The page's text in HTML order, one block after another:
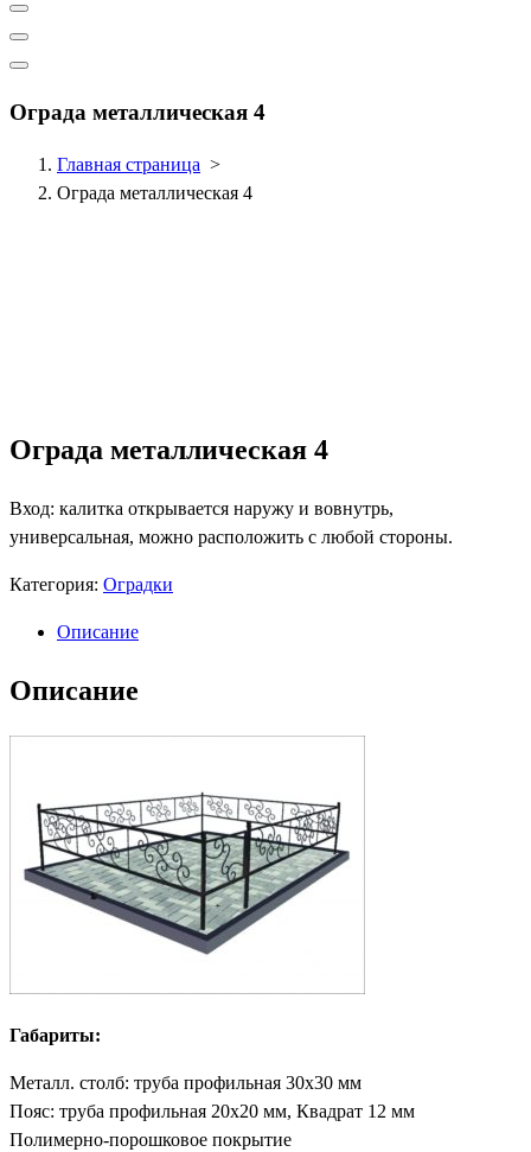
Ограда металлическая 4
Главная страница >
Ограда металлическая 4
Ограда металлическая 4
Вход: калитка открывается наружу и вовнутрь,
универсальная, можно расположить с любой стороны.
Категория: Оградки
Описание
Описание
Габариты:
Металл. столб: труба профильная 30х30 мм
Пояс: труба профильная 20х20 мм, Квадрат 12 мм
Полимерно-порошковое покрытие